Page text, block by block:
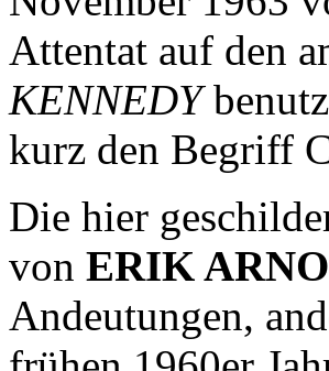
Attentat auf den
KENNEDY
kurz den Begriff
Die hier
von ERIK
Andeutungen,